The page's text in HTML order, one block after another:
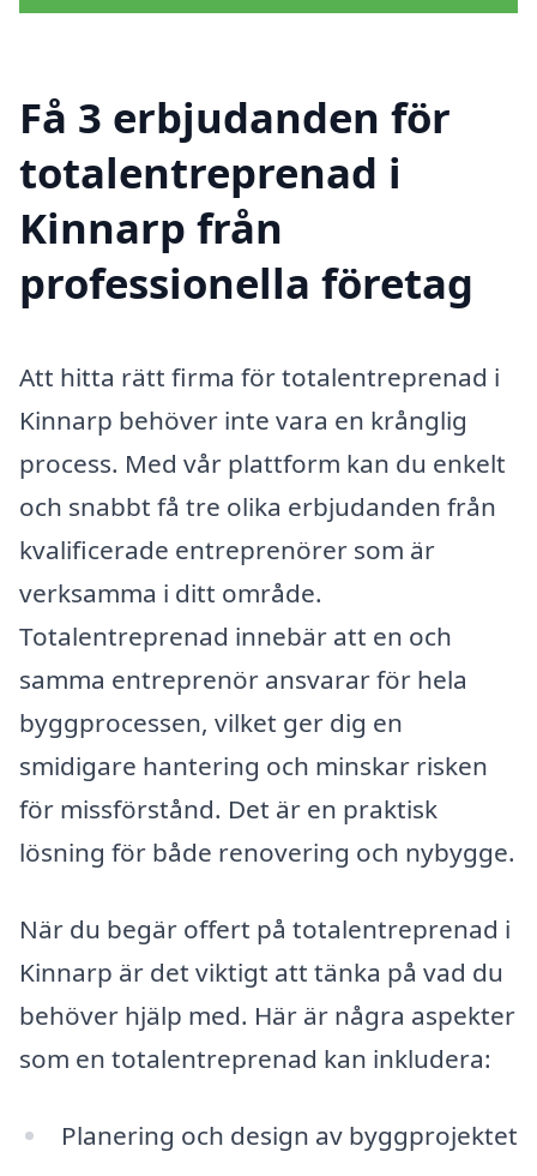
Få 3 erbjudanden för
totalentreprenad i
Kinnarp från
professionella företag
Att hitta rätt firma för totalentreprenad i
Kinnarp behöver inte vara en krånglig
process. Med vår plattform kan du enkelt
och snabbt få tre olika erbjudanden från
kvalificerade entreprenörer som är
verksamma i ditt område.
Totalentreprenad innebär att en och
samma entreprenör ansvarar för hela
byggprocessen, vilket ger dig en
smidigare hantering och minskar risken
för missförstånd. Det är en praktisk
lösning för både renovering och nybygge.
När du begär offert på totalentreprenad i
Kinnarp är det viktigt att tänka på vad du
behöver hjälp med. Här är några aspekter
som en totalentreprenad kan inkludera:
Planering och design av byggprojektet